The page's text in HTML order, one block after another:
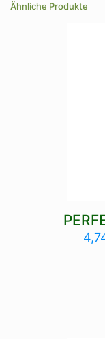
Ähnliche Produkte